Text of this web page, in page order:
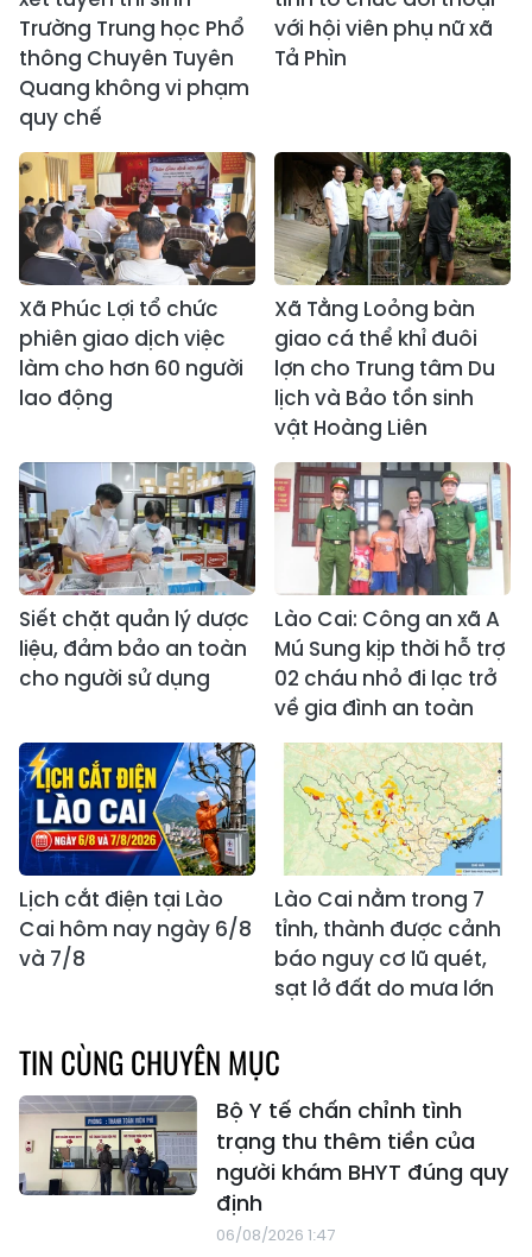
Trường Trung học Phổ
thông Chuyên Tuyên
Quang không vi phạm
quy chế
với hội viên phụ nữ xã
Tả Phìn
Xã Phúc Lợi tổ chức
phiên giao dịch việc
làm cho hơn 60 người
lao động
Xã Tằng Loỏng bàn
giao cá thể khỉ đuôi
lợn cho Trung tâm Du
lịch và Bảo tồn sinh
vật Hoàng Liên
Siết chặt quản lý dược
liệu, đảm bảo an toàn
cho người sử dụng
Lào Cai: Công an xã A
Mú Sung kịp thời hỗ trợ
02 cháu nhỏ đi lạc trở
về gia đình an toàn
Lịch cắt điện tại Lào
Cai hôm nay ngày 6/8
và 7/8
Lào Cai nằm trong 7
tỉnh, thành được cảnh
báo nguy cơ lũ quét,
sạt lở đất do mưa lớn
TIN CÙNG CHUYÊN MỤC
Bộ Y tế chấn chỉnh tình
trạng thu thêm tiền của
người khám BHYT đúng quy
định
06/08/2026 1:47